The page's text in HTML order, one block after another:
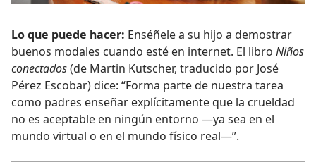
Lo que puede hacer: Enséñele a su hijo a demostrar
buenos modales cuando esté en internet. El libro Niños
conectados(de Martin Kutscher, traducido por José
Pérez Escobar) dice: “Forma parte de nuestra tarea
como padres enseñar explícitamente que la crueldad
no es aceptable en ningún entorno —ya sea en el
mundo virtual o en el mundo físico real—”.